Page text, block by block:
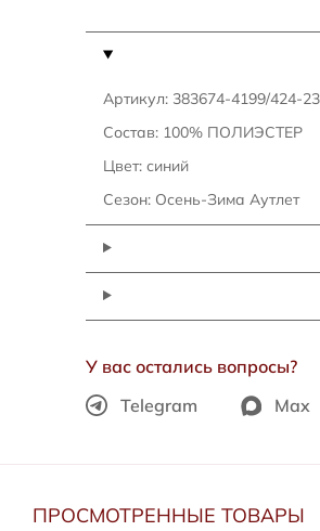
Артикул: 383674-4199/424-
Состав: 100% ПОЛИЭСТЕР
Цвет: синий
Сезон: Осень-Зима Аутлет
У вас остались вопросы?
Telegram
Max
ПРОСМОТРЕННЫЕ ТОВАРЫ